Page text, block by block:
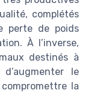
complétés
perte de poids
À l’inverse,
destinés à
le
la